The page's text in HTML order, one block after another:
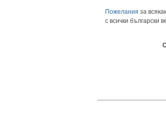
Пожелания за
с всички български